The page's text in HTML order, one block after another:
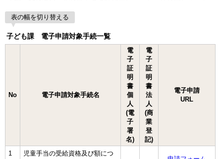
表の幅を切り替える
子ども課 電子申請対象手続一覧
No 電子申請対象手続名
電
子
証
明
書
個
人
(電
子
署
名)
電
子
証
明
書
法
人
(商
業
登
記)
電子申請
URL
1
児童手当の受給資格及び額につ